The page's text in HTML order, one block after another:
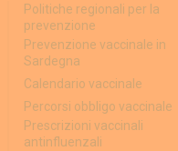
Politiche regionali per la
prevenzione
Prevenzione vaccinale in
Sardegna
Calendario vaccinale
Percorsi obbligo vaccinale
Prescrizioni vaccinali
antinfluenzali